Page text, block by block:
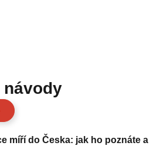
návody
míří do Česka: jak ho poznáte a